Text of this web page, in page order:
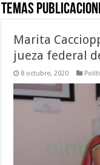
Temas
Marita
jueza federal
8 octubre, 2020